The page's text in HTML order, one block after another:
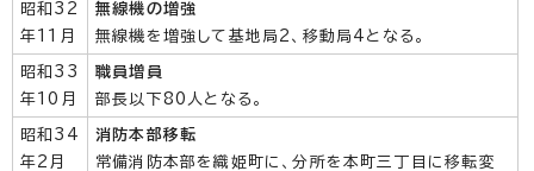
昭和32
年11月
無線機の増強
無線機を増強して基地局2、移動局4となる。
昭和33
年10月
職員増員
部長以下80人となる。
昭和34
年2月
消防本部移転
常備消防本部を織姫町に、分所を本町三丁目に移転変